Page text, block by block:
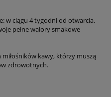
w ciągu 4 tygodni od otwarcia.
pełne walory smakowe
kawy, którzy muszą
zdrowotnych.